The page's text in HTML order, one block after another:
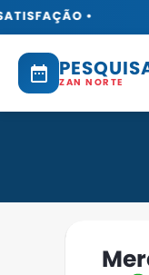
•
ZAN NORTE